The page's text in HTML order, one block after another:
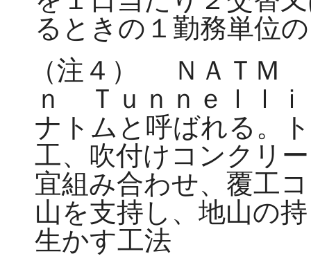
るときの１勤務単位
（注４）
ＮＡＴＭ
ｎ Ｔｕｎｎｅｌｌ
ナトムと呼ばれる。
工、吹付けコンクリ
宜組み合わせ、覆工
山を支持し、地山の
生かす工法